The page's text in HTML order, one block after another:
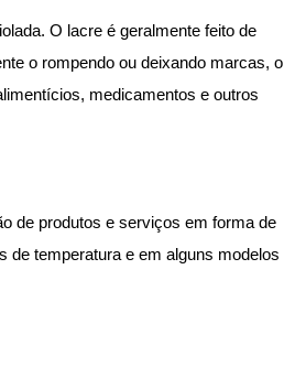
O lacre é geralmente feito de
o rompendo ou deixando marcas, o
medicamentos e outros
de produtos e serviços em forma de
de temperatura e em alguns modelos